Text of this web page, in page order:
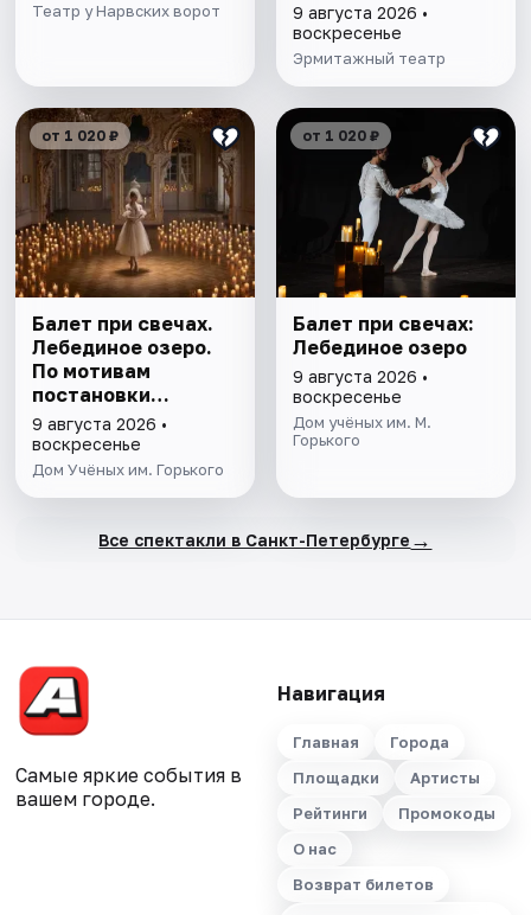
Театр у Нарвских ворот
9 августа 2026 •
воскресенье
Эрмитажный театр
от 1 020 ₽
Балет при свечах.
Лебединое озеро.
По мотивам
постановки
Мариуса Петипа
9 августа 2026 •
воскресенье
Дом Учёных им. Горького
от 1 020 ₽
Балет при свечах:
Лебединое озеро
9 августа 2026 •
воскресенье
Дом учёных им. М.
Горького
Все спектакли в Санкт-Петербурге →
Самые яркие события в
вашем городе.
Навигация
Главная
Города
Площадки
Артисты
Рейтинги
Промокоды
О нас
Возврат билетов